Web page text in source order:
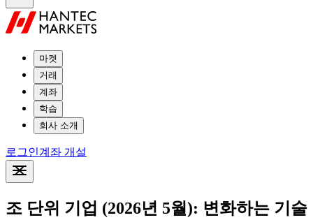
마켓
거래
계좌
학습
회사 소개
로그인계좌 개설
조 단위 기업 (2026년 5월): 변화하는 기술